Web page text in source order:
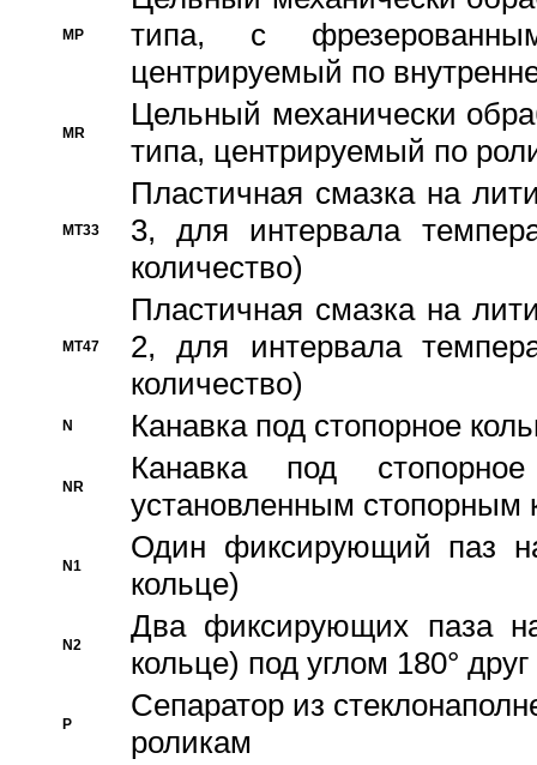
MP
типа, с
центрируемый по
MR
Цельный механически
типа, центрируемый по
MT33
Пластичная смазка на
3, для интервала
количество)
MT47
Пластичная смазка на
2, для интервала
количество)
N Канавка под стопорное
NR
Канавка под
установленным стопорным
N1
Один фиксирующий паз
кольце)
N2
Два фиксирующих паза
кольце) под углом 180° друг
P
Cепаратор из
роликам